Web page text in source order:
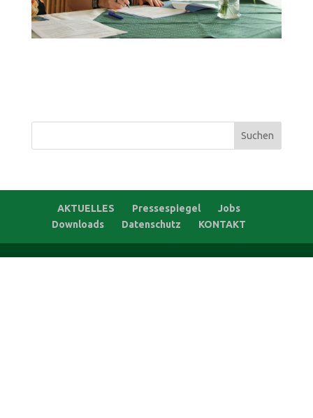
Suchen
AKTUELLES Pressespiegel
Jobs
Downloads
Datenschutz KONTAKT